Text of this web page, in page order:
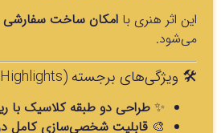
این اثر هنری با امکان ساخت سفارشی
می‌شود.
🛠 ویژگی‌های برجسته (Highlights)
✨ طراحی دو طبقه کلاسیک با
🎨 قابلیت شخصی‌سازی کامل در